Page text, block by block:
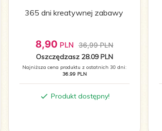
365 dni kreatywnej zabawy
Produkt dostępny!
8,90 PLN 36,99 PLN
Oszczędzasz 28.09 PLN
Najniższa cena produktu z ostatnich 30 dni:
36.99 PLN